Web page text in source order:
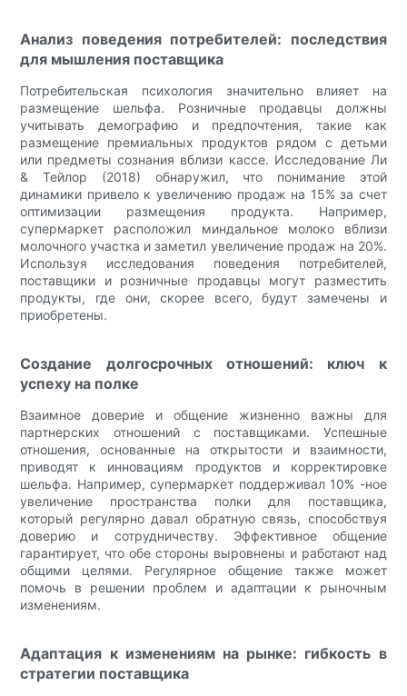
Анализ поведения потребителей: последствия
для мышления поставщика
Потребительская психология значительно влияет на
размещение шельфа. Розничные продавцы должны
учитывать демографию и предпочтения, такие как
размещение премиальных продуктов рядом с детьми
или предметы сознания вблизи кассе. Исследование Ли
& Тейлор (2018) обнаружил, что понимание этой
динамики привело к увеличению продаж на 15% за счет
оптимизации размещения продукта. Например,
супермаркет расположил миндальное молоко вблизи
молочного участка и заметил увеличение продаж на 20%.
Используя исследования поведения потребителей,
поставщики и розничные продавцы могут разместить
продукты, где они, скорее всего, будут замечены и
приобретены.
Создание долгосрочных отношений: ключ к
успеху на полке
Взаимное доверие и общение жизненно важны для
партнерских отношений с поставщиками. Успешные
отношения, основанные на открытости и взаимности,
приводят к инновациям продуктов и корректировке
шельфа. Например, супермаркет поддерживал 10% -ное
увеличение пространства полки для поставщика,
который регулярно давал обратную связь, способствуя
доверию и сотрудничеству. Эффективное общение
гарантирует, что обе стороны выровнены и работают над
общими целями. Регулярное общение также может
помочь в решении проблем и адаптации к рыночным
изменениям.
Адаптация к изменениям на рынке: гибкость в
стратегии поставщика